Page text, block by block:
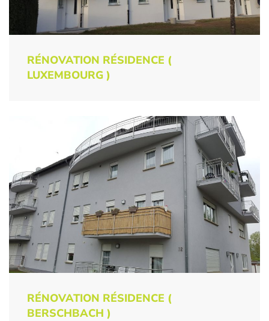
RÉNOVATION RÉSIDENCE (
LUXEMBOURG )
RÉNOVATION RÉSIDENCE (
BERSCHBACH )